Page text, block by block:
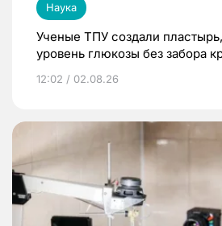
Наука
Ученые ТПУ создали
уровень глюкозы без забора
12:02 / 02.08.26